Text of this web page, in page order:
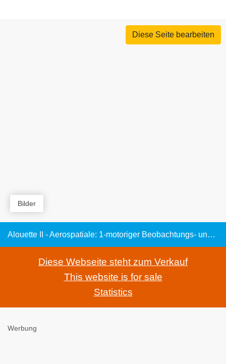
Diese Seite bearbeiten
Bilder
Alouette II - Aerospatiale: 1-motoriger Beobachtungs- und Verbindungshubschrauber der Bundeswehr
Diese Webseite steht zum Verkauf
This website is for sale
Statistics
Werbung